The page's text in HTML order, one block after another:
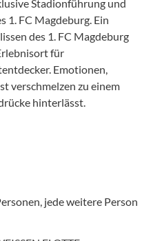
Stadionführung und
1. FC Magdeburg. Ein
des 1. FC Magdeburg
für
Emotionen,
verschmelzen zu einem
hinterlässt.
jede weitere Person